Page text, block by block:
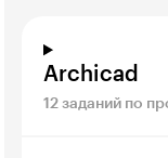
Archicad
12 заданий по